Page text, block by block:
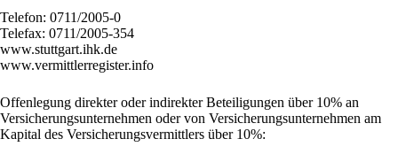
Telefon: 0711/2005-0
Telefax: 0711/2005-354
www.stuttgart.ihk.de
www.vermittlerregister.info
Offenlegung direkter oder indirekter Beteiligungen über 10% an
Versicherungsunternehmen oder von Versicherungsunternehmen am
Kapital des Versicherungsvermittlers über 10%: